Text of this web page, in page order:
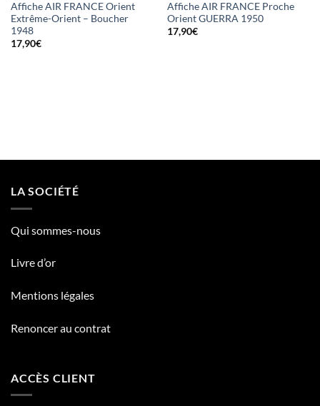
Affiche AIR FRANCE Orient
Extrême-Orient – Boucher
1948
17,90€
Affiche AIR FRANCE Proche
Orient GUERRA 1950
17,90€
LA SOCIÉTÉ
Qui sommes-nous
Livre d’or
Mentions légales
Renoncer au contrat
ACCÈS CLIENT